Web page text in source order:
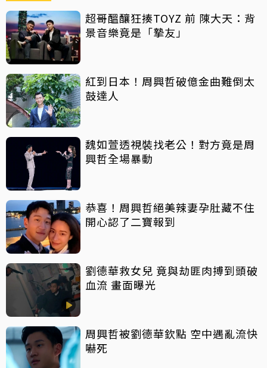
超哥醞釀狂揍TOYZ 前 陳大天：背
景音樂竟是「摯友」
紅到日本！周興哲破億金曲難倒太
鼓達人
魏如萱透視裝找老公！對方竟是周
興哲全場暴動
恭喜！周興哲絕美辣妻孕肚藏不住
開心認了二寶報到
劉德華救女兒 竟與劫匪肉搏到頭破
血流 畫面曝光
周興哲被劉德華欽點 空中遇亂流快
嚇死